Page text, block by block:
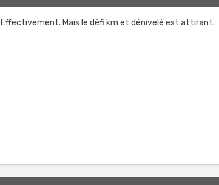
Effectivement. Mais le défi km et dénivelé est attirant.